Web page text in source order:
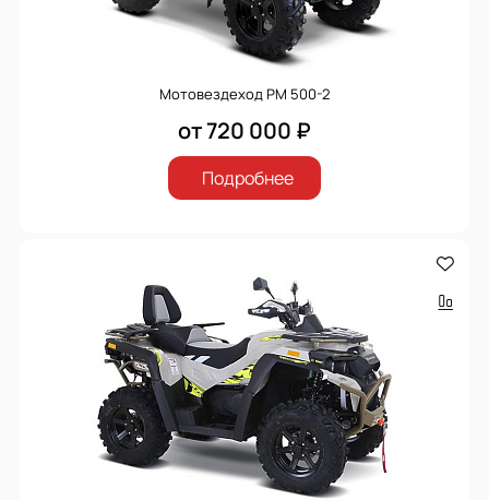
Мотовездеход РМ 500-2
от 720 000 ₽
Подробнее